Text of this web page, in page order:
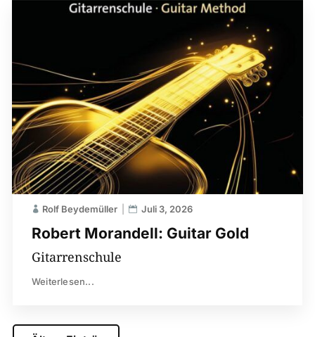
Robert Morandell: Guitar Gold
Rolf Beydemüller Juli 3, 2026
Gitarrenschule
Weiterlesen...